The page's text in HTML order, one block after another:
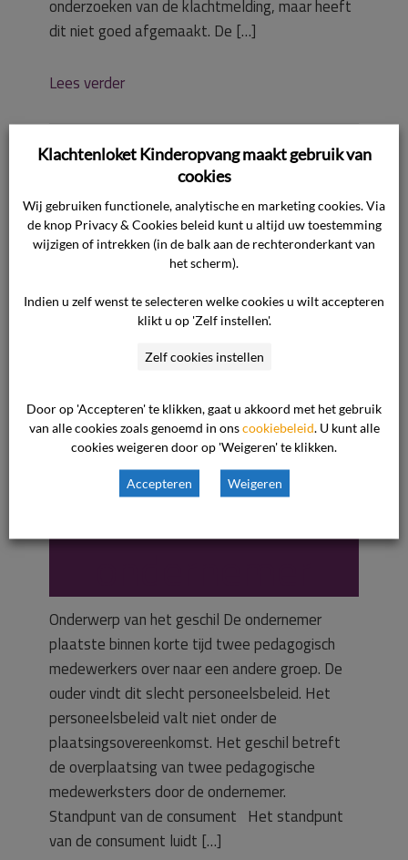
onderzoeken van de klachtmelding, maar heeft
dit niet goed afgemaakt. De […]
Lees verder
11 juli 2016
 Kinderdagverblijf
Personeelsbeleid
is geen onderdeel
van
overeenkomst
ouder en
Onderwerp van het geschil De ondernemer
plaatste binnen korte tijd twee pedagogisch
medewerkers over naar een andere groep. De
ouder vindt dit slecht personeelsbeleid. Het
personeelsbeleid valt niet onder de
plaatsingsovereenkomst. Het geschil betreft
de overplaatsing van twee pedagogische
medewerksters door de ondernemer.
Standpunt van de consument Het standpunt
van de consument luidt […]
Klachtenloket Kinderopvang maakt gebruik van
cookies
Wij gebruiken functionele, analytische en marketing cookies. Via
de knop Privacy & Cookies beleid kunt u altijd uw toestemming
wijzigen of intrekken (in de balk aan de rechteronderkant van
het scherm).
Indien u zelf wenst te selecteren welke cookies u wilt accepteren
klikt u op 'Zelf instellen'.
Zelf cookies instellen
Door op 'Accepteren' te klikken, gaat u akkoord met het gebruik
van alle cookies zoals genoemd in onscookiebeleid . U kunt alle
cookies weigeren door op 'Weigeren' te klikken.
Accepteren Weigeren